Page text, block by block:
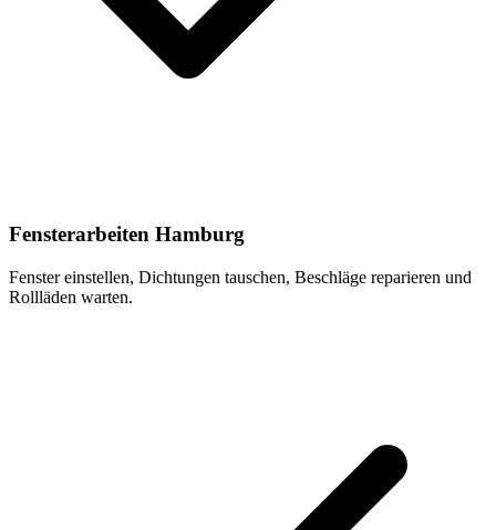
Fensterarbeiten Hamburg
Fenster einstellen, Dichtungen tauschen, Beschläge reparieren und
Rollläden warten.